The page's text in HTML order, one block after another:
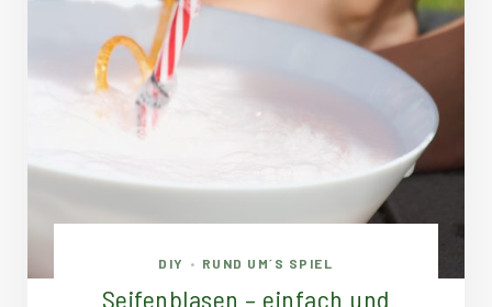
DIY • RUND UM´S SPIEL
Seifenblasen – einfach und